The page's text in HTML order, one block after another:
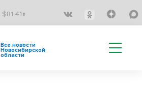
$81.41↑
Все новости
Новосибирской
области